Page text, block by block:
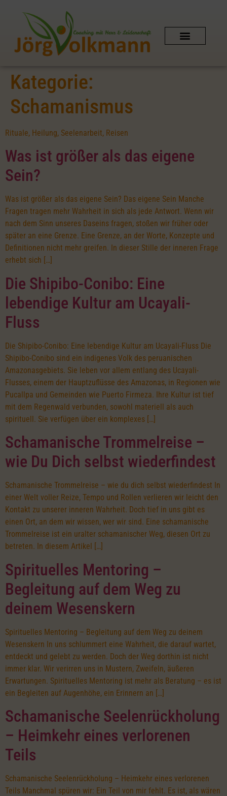
Kategorie:
Schamanismus
Rituale, Heilung, Seelenarbeit, Reisen
Was ist größer als das eigene
Sein?
Was ist größer als das eigene Sein? Das eigene Sein Manche
Fragen tragen mehr Wahrheit in sich als jede Antwort. Wenn wir
nach dem Sinn unseres Daseins fragen, stoßen wir früher oder
später an eine Grenze. Eine Grenze, an der Worte, Konzepte und
Definitionen nicht mehr greifen. In dieser Stille der inneren Frage
erhebt sich […]
Die Shipibo-Conibo: Eine
lebendige Kultur am Ucayali-
Fluss
Die Shipibo-Conibo: Eine lebendige Kultur am Ucayali-Fluss Die
Shipibo-Conibo sind ein indigenes Volk des peruanischen
Amazonasgebiets. Sie leben vor allem entlang des Ucayali-
Flusses, einem der Hauptzuflüsse des Amazonas, in Regionen wie
Pucallpa und Gemeinden wie Puerto Firmeza. Ihre Kultur ist tief
mit dem Regenwald verbunden, sowohl materiell als auch
spirituell. Sie verfügen über ein komplexes […]
Schamanische Trommelreise –
wie Du Dich selbst wiederfindest
Schamanische Trommelreise – wie du dich selbst wiederfindest In
einer Welt voller Reize, Tempo und Rollen verlieren wir leicht den
Kontakt zu unserer inneren Wahrheit. Doch tief in uns gibt es
einen Ort, an dem wir wissen, wer wir sind. Eine schamanische
Trommelreise ist ein uralter schamanischer Weg, diesen Ort zu
betreten. In diesem Artikel […]
Spirituelles Mentoring –
Begleitung auf dem Weg zu
deinem Wesenskern
Spirituelles Mentoring – Begleitung auf dem Weg zu deinem
Wesenskern In uns schlummert eine Wahrheit, die darauf wartet,
entdeckt und gelebt zu werden. Doch der Weg dorthin ist nicht
immer klar. Wir verirren uns in Mustern, Zweifeln, äußeren
Erwartungen. Spirituelles Mentoring ist mehr als Beratung – es ist
ein Begleiten auf Augenhöhe, ein Erinnern an […]
Schamanische Seelenrückholung
– Heimkehr eines verlorenen
Teils
Schamanische Seelenrückholung – Heimkehr eines verlorenen
Teils Manchmal spüren wir: Ein Teil von mir fehlt. Es ist, als wären